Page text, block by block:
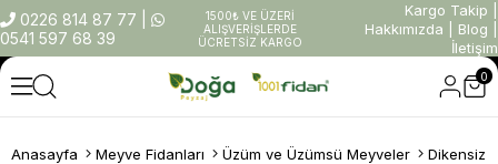
0226 814 87 77
0541 597 68 39
1500₺ VE ÜZERİ
ALIŞVERİŞLERDE
ÜCRETSİZ KARGO
Kargo Takip
Hakkımızda
Blog
İletişim
0
Anasayfa Meyve Fidanları Üzüm ve Üzümsü Meyveler Dikensiz